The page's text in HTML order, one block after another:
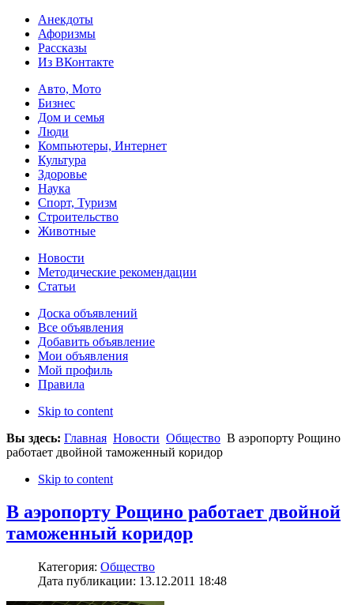
Анекдоты
Афоризмы
Рассказы
Из ВКонтакте
Авто, Мото
Бизнес
Дом и семья
Люди
Компьютеры, Интернет
Культура
Здоровье
Наука
Спорт, Туризм
Строительство
Животные
Новости
Методические рекомендации
Статьи
Доска объявлений
Все объявления
Добавить объявление
Мои объявления
Мой профиль
Правила
Skip to content
Вы здесь: Главная Новости Общество В аэропорту Рощино
работает двойной таможенный коридор
Skip to content
В аэропорту Рощино работает двойной
таможенный коридор
Категория: Общество
Дата публикации: 13.12.2011 18:48